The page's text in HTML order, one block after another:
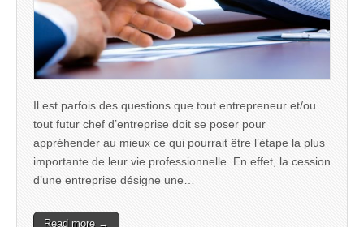
Il est parfois des questions que tout entrepreneur et/ou
tout futur chef d’entreprise doit se poser pour
appréhender au mieux ce qui pourrait être l’étape la plus
importante de leur vie professionnelle. En effet, la cession
d’une entreprise désigne une…
Read more →